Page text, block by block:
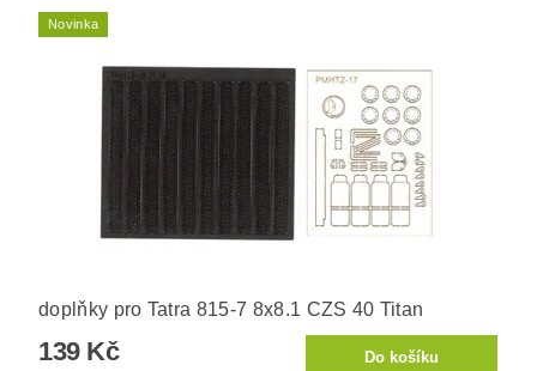
Novinka
doplňky pro Tatra 815-7 8x8.1 CZS 40 Titan
139 Kč